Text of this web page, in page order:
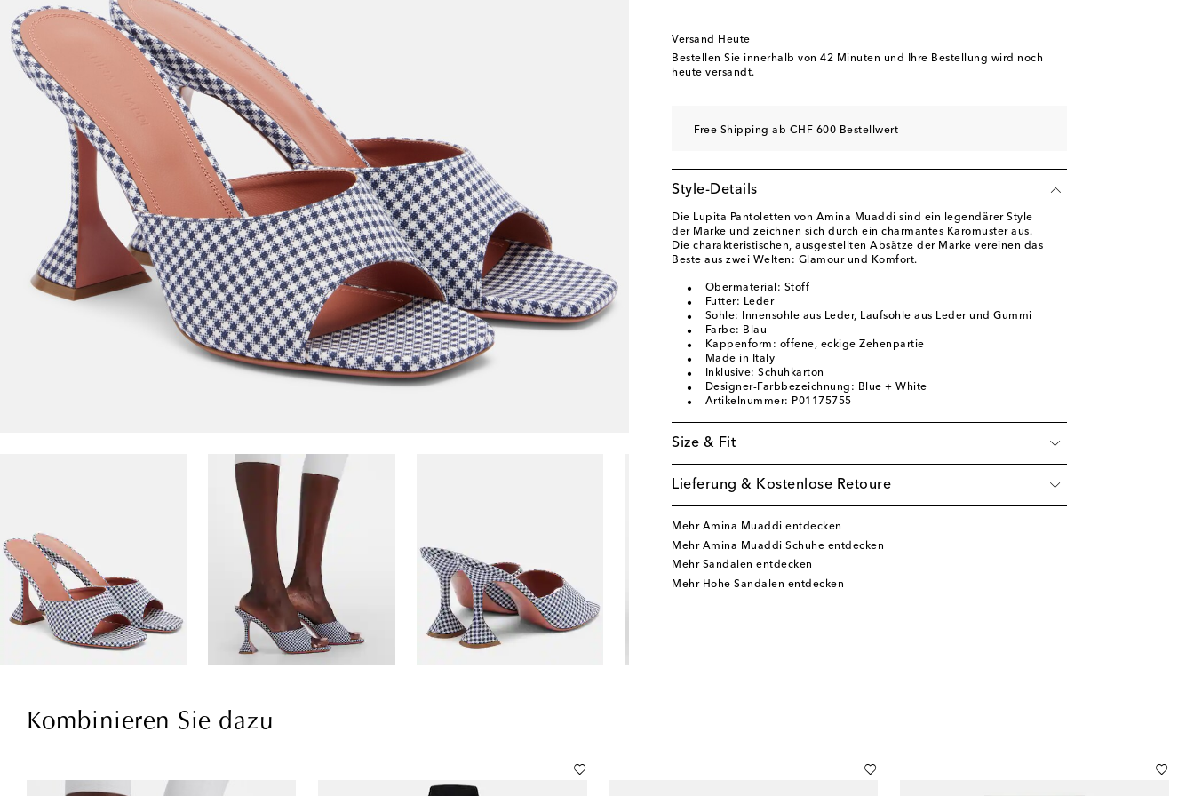
EU 41 Auf die Wunschliste
Versand Heute
Bestellen Sie innerhalb von 42 Minuten und Ihre Bestellung wird noch
heute versandt.
Free Shipping ab CHF 600 Bestellwert
Style-Details
Die Lupita Pantoletten von Amina Muaddi sind ein legendärer Style
der Marke und zeichnen sich durch ein charmantes Karomuster aus.
Die charakteristischen, ausgestellten Absätze der Marke vereinen das
Beste aus zwei Welten: Glamour und Komfort.
Obermaterial: Stoff
Futter: Leder
Sohle: Innensohle aus Leder, Laufsohle aus Leder und Gummi
Farbe: Blau
Kappenform: offene, eckige Zehenpartie
Made in Italy
Inklusive: Schuhkarton
Designer-Farbbezeichnung: Blue + White
Artikelnummer: P01175755
Size & Fit
Lieferung & Kostenlose Retoure
Mehr Amina Muaddi entdecken
Mehr Amina Muaddi Schuhe entdecken
Mehr Sandalen entdecken
Mehr Hohe Sandalen entdecken
Kombinieren Sie dazu